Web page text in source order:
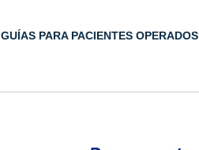
GUÍAS PARA PACIENTES OPERADOS